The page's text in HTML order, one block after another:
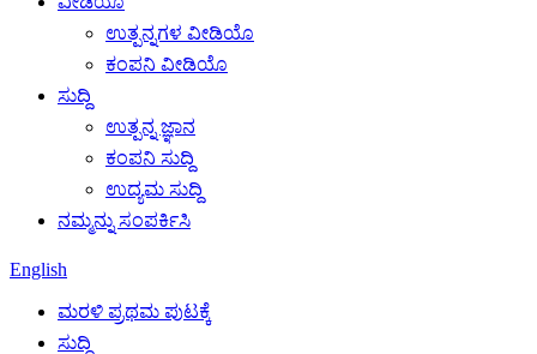
ಉತ್ಪನ್ನಗಳ ವೀಡಿಯೊ
ಕಂಪನಿ ವೀಡಿಯೊ
ಸುದ್ದಿ
ಉತ್ಪನ್ನ ಜ್ಞಾನ
ಕಂಪನಿ ಸುದ್ದಿ
ಉದ್ಯಮ ಸುದ್ದಿ
ನಮ್ಮನ್ನು ಸಂಪರ್ಕಿಸಿ
English
ಮರಳಿ ಪ್ರಥಮ ಪುಟಕ್ಕೆ
ಸುದ್ದಿ